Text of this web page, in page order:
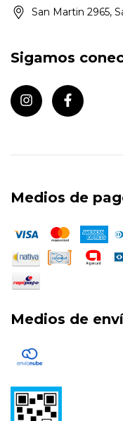
San Martin 2965,
Sigamos
Medios de
Medios de